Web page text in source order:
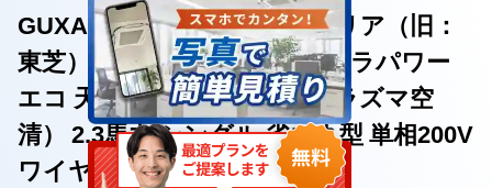
GUXA05613JP1XU 日本キヤリア（旧：
東芝） 業務用エアコン ウルトラパワー
エコ 天井カセット4方向（プラズマ空
清） 2.3馬力 シングル 省エネ型 単相200V
ワイヤレスリモコン